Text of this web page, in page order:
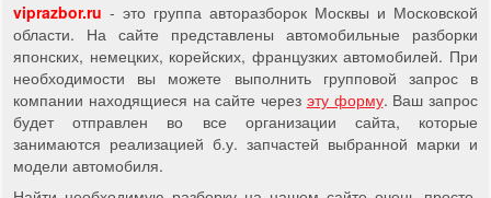
viprazbor.ru - это группа авторазборок Москвы и Московской
области. На сайте представлены автомобильные разборки
японских, немецких, корейских, французких автомобилей. При
необходимости вы можете выполнить групповой запрос в
компании находящиеся на сайте через эту форму. Ваш запрос
будет отправлен во все организации сайта, которые
занимаются реализацией б.у. запчастей выбранной марки и
модели автомобиля.